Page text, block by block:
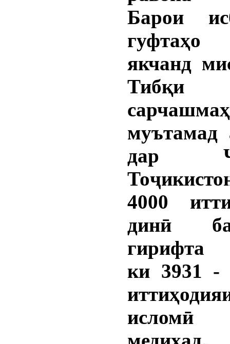
Барои
гуфтаҳо
якчанд
Тибқи
муътамад
дар
4000
динӣ
гирифта
ки 3931 -
исломӣ